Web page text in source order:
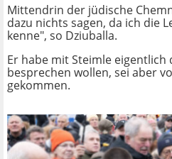
Mittendrin der jüdische
dazu nichts sagen, da ich die
kenne", so Dziuballa.
Er habe mit Steimle eigentlich
besprechen wollen, sei aber
gekommen.